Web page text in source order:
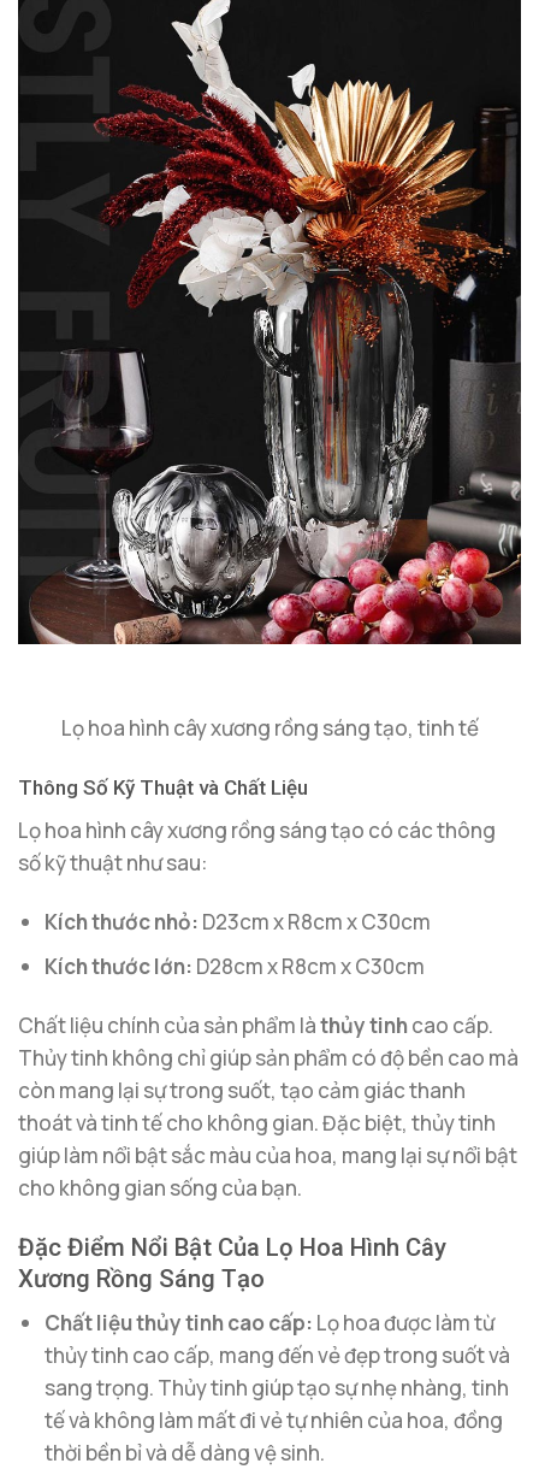
Lọ hoa hình cây xương rồng sáng tạo, tinh tế
Thông Số Kỹ Thuật và Chất Liệu
Lọ hoa hình cây xương rồng sáng tạo có các thông
số kỹ thuật như sau:
Kích thước nhỏ: D23cm x R8cm x C30cm
Kích thước lớn: D28cm x R8cm x C30cm
Chất liệu chính của sản phẩm làthủy tinhcao cấp.
Thủy tinh không chỉ giúp sản phẩm có độ bền cao mà
còn mang lại sự trong suốt, tạo cảm giác thanh
thoát và tinh tế cho không gian. Đặc biệt, thủy tinh
giúp làm nổi bật sắc màu của hoa, mang lại sự nổi bật
cho không gian sống của bạn.
Đặc Điểm Nổi Bật Của Lọ Hoa Hình Cây
Xương Rồng Sáng Tạo
Chất liệu thủy tinh cao cấp: Lọ hoa được làm từ
thủy tinh cao cấp, mang đến vẻ đẹp trong suốt và
sang trọng. Thủy tinh giúp tạo sự nhẹ nhàng, tinh
tế và không làm mất đi vẻ tự nhiên của hoa, đồng
thời bền bỉ và dễ dàng vệ sinh.